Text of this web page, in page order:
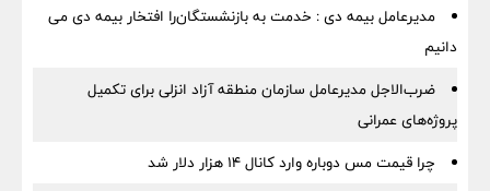
مدیرعامل بیمه دی : خدمت به بازنشستگان‌را افتخار بیمه دی می
دانیم
ضرب‌الاجل مدیرعامل سازمان منطقه آزاد انزلی برای تكمیل
پروژه‌های عمرانی
چرا قیمت مس دوباره وارد کانال ۱۴ هزار دلار شد